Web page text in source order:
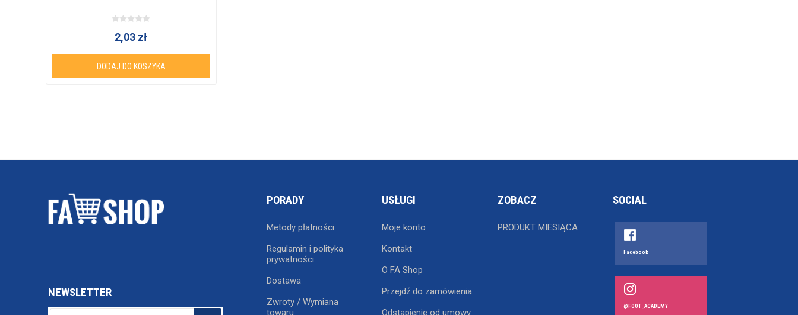
2,03 zł
DODAJ DO KOSZYKA
NEWSLETTER
PORADY
Metody płatności
Regulamin i polityka
prywatności
Dostawa
Zwroty / Wymiana
towaru
USŁUGI
Moje konto
Kontakt
O FA Shop
Przejdź do zamówienia
Odstąpienie od umowy
ZOBACZ
PRODUKT MIESIĄCA
SOCIAL
Facebook
@FOOT_ACADEMY